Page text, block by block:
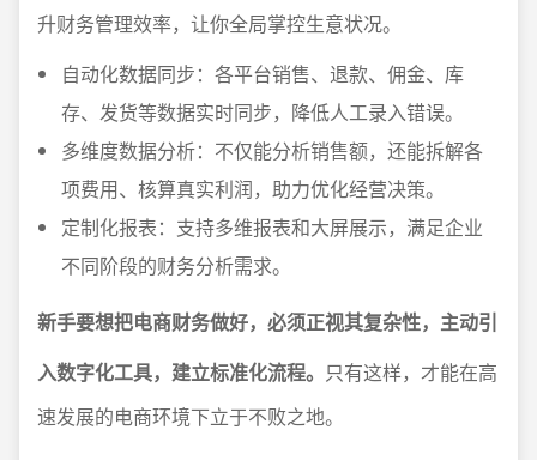
升财务管理效率，让你全局掌控生意状况。
自动化数据同步：各平台销售、退款、佣金、库
存、发货等数据实时同步，降低人工录入错误。
多维度数据分析：不仅能分析销售额，还能拆解各
项费用、核算真实利润，助力优化经营决策。
定制化报表：支持多维报表和大屏展示，满足企业
不同阶段的财务分析需求。
新手要想把电商财务做好，必须正视其复杂性，主动引
入数字化工具，建立标准化流程。 只有这样，才能在高
速发展的电商环境下立于不败之地。